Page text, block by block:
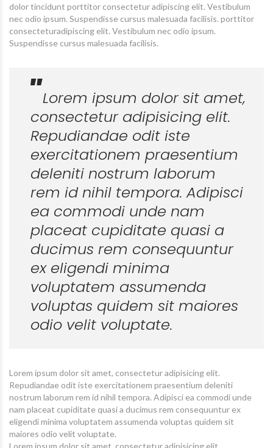
dolor tincidunt porttitor consectetur adipiscing elit. Vestibulum
nec odio ipsum. Suspendisse cursus malesuada facilisis. porttitor
consecteturadipiscing elit. Vestibulum nec odio ipsum.
Suspendisse cursus malesuada facilisis.
Lorem ipsum dolor sit amet,
consectetur adipisicing elit.
Repudiandae odit iste
exercitationem praesentium
deleniti nostrum laborum
rem id nihil tempora. Adipisci
ea commodi unde nam
placeat cupiditate quasi a
ducimus rem consequuntur
ex eligendi minima
voluptatem assumenda
voluptas quidem sit maiores
odio velit voluptate.
Lorem ipsum dolor sit amet, consectetur adipisicing elit.
Repudiandae odit iste exercitationem praesentium deleniti
nostrum laborum rem id nihil tempora. Adipisci ea commodi unde
nam placeat cupiditate quasi a ducimus rem consequuntur ex
eligendi minima voluptatem assumenda voluptas quidem sit
maiores odio velit voluptate.
Lorem ipsum dolor sit amet, consectetur adipisicing elit.